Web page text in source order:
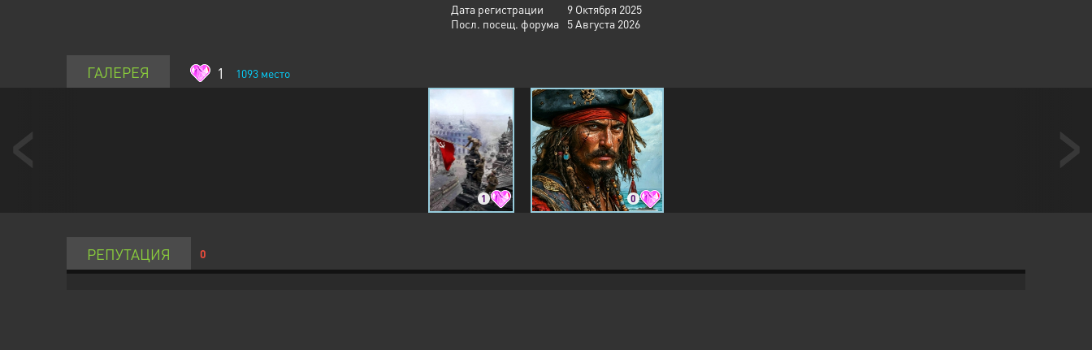
Дата регистрации
9 Октября 2025
Посл. посещ. форума
5 Августа 2026
ГАЛЕРЕЯ 1 1093 место
1 0
РЕПУТАЦИЯ 0